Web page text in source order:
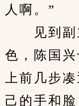
人啊。”
见到副
色，陈国
上前几步
己的手和脸